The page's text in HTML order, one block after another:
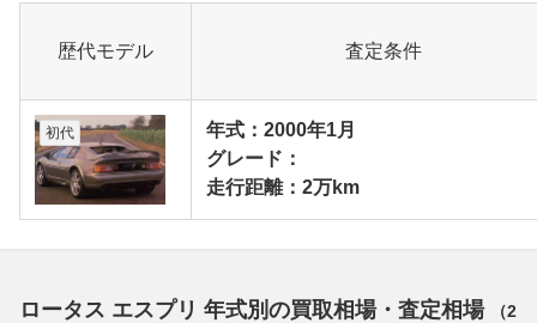
歴代モデル 査定条件
初代
年式：2000年1月
グレード：
走行距離：2万km
ロータス エスプリ 年式別の買取相場・査定相場 （2